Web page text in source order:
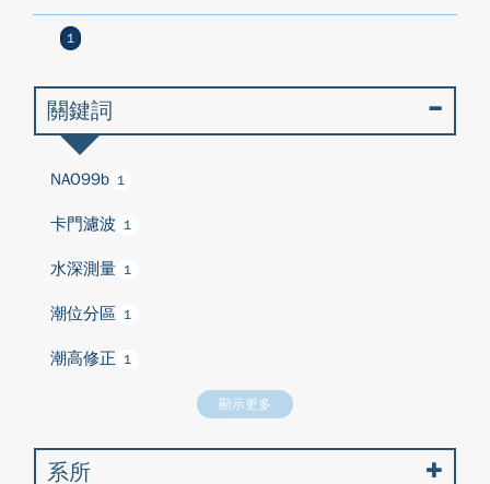
1
關鍵詞
NAO99b 1
卡門濾波 1
水深測量 1
潮位分區 1
潮高修正 1
顯示更多
系所